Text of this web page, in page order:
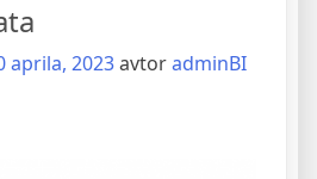
aprila, 2023avtoradminBI